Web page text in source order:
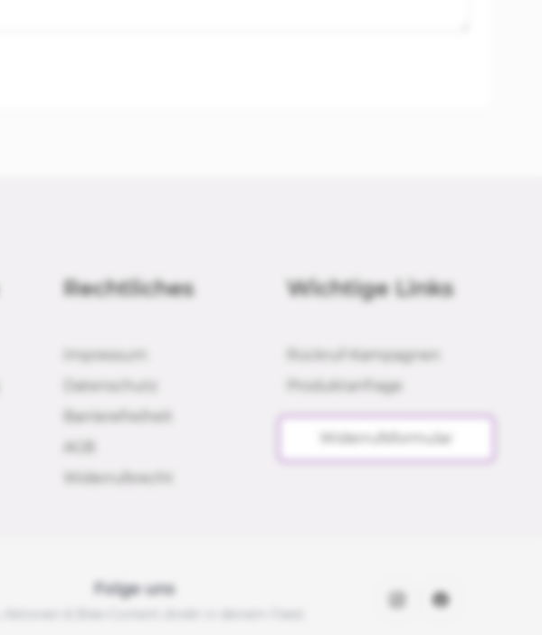
Rechtliches
Impressum
Datenschutz
Barrierefreiheit
Widerrufsrecht
Wichtige Links
Rückruf-Kampagnen
Produktanfrage
Widerrufsformular
Folge uns